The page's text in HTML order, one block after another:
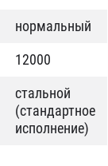
нормальный
12000
стальной
(стандартное
исполнение)